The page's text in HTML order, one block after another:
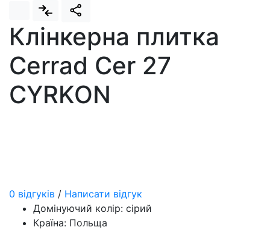
Клінкерна плитка
Cerrad Cer 27
CYRKON
0 відгуків / Написати відгук
Домінуючий колір: сірий
Країна: Польща